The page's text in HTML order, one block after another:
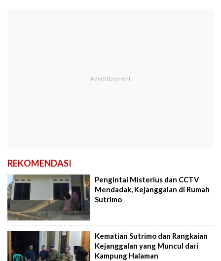
REKOMENDASI
Pengintai Misterius dan CCTV
Mendadak, Kejanggalan di Rumah
Sutrimo
Kematian Sutrimo dan Rangkaian
Kejanggalan yang Muncul dari
Kampung Halaman